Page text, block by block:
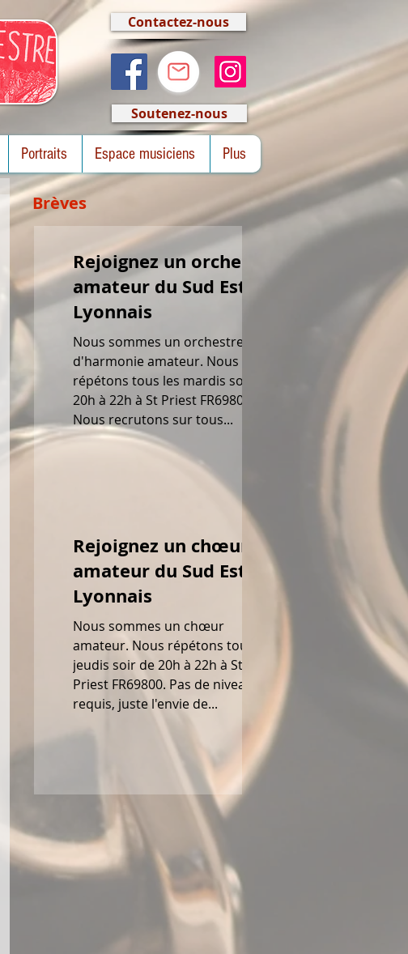
Contactez-nous
Soutenez-nous
Portraits Espace musiciens Plus
Brèves
Rejoignez un orchestre
amateur du Sud Est
Lyonnais
Nous sommes un orchestre
d'harmonie amateur. Nous
répétons tous les mardis soir de
20h à 22h à St Priest FR69800.
Nous recrutons sur tous...
Rejoignez un chœur
amateur du Sud Est
Lyonnais
Nous sommes un chœur
amateur. Nous répétons tous les
jeudis soir de 20h à 22h à St
Priest FR69800. Pas de niveau
requis, juste l'envie de...